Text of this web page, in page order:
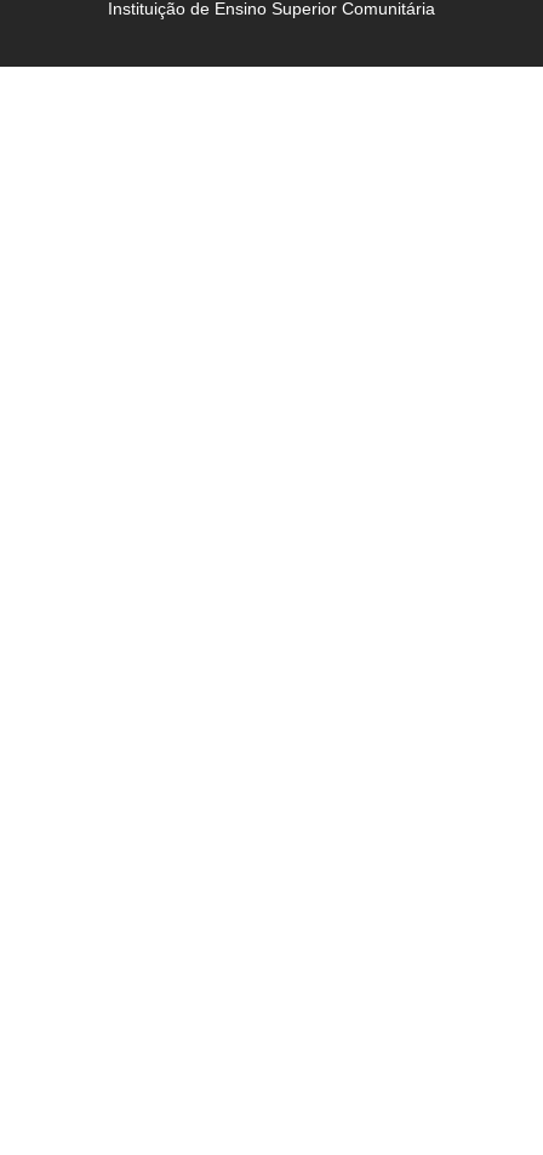
Instituição de Ensino Superior Comunitária